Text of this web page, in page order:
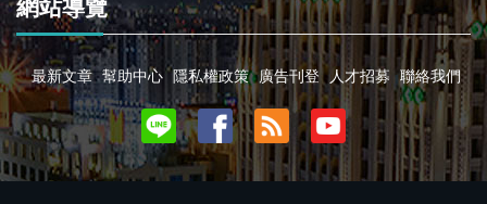
最新文章 幫助中心 隱私權政策 廣告刊登 人才招募 聯絡我們